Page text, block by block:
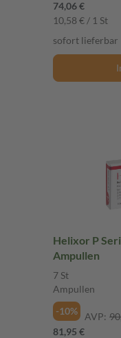
74,06 €
10,58 € / 1 St
sofort lieferbar
Helixor P
Ampullen
7 St
Ampullen
-10%
AVP:
81,95 €